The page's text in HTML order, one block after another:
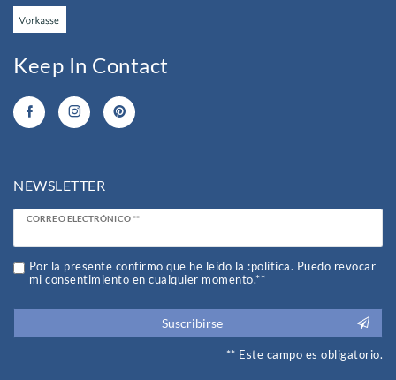
Keep In Contact
NEWSLETTER
CORREO ELECTRÓNICO **
Ceres::Template.newsletterHoneypotLabel
Por la presente confirmo que he leído la :política. Puedo revocar
mi consentimiento en cualquier momento.**
Suscribirse
** Este campo es obligatorio.